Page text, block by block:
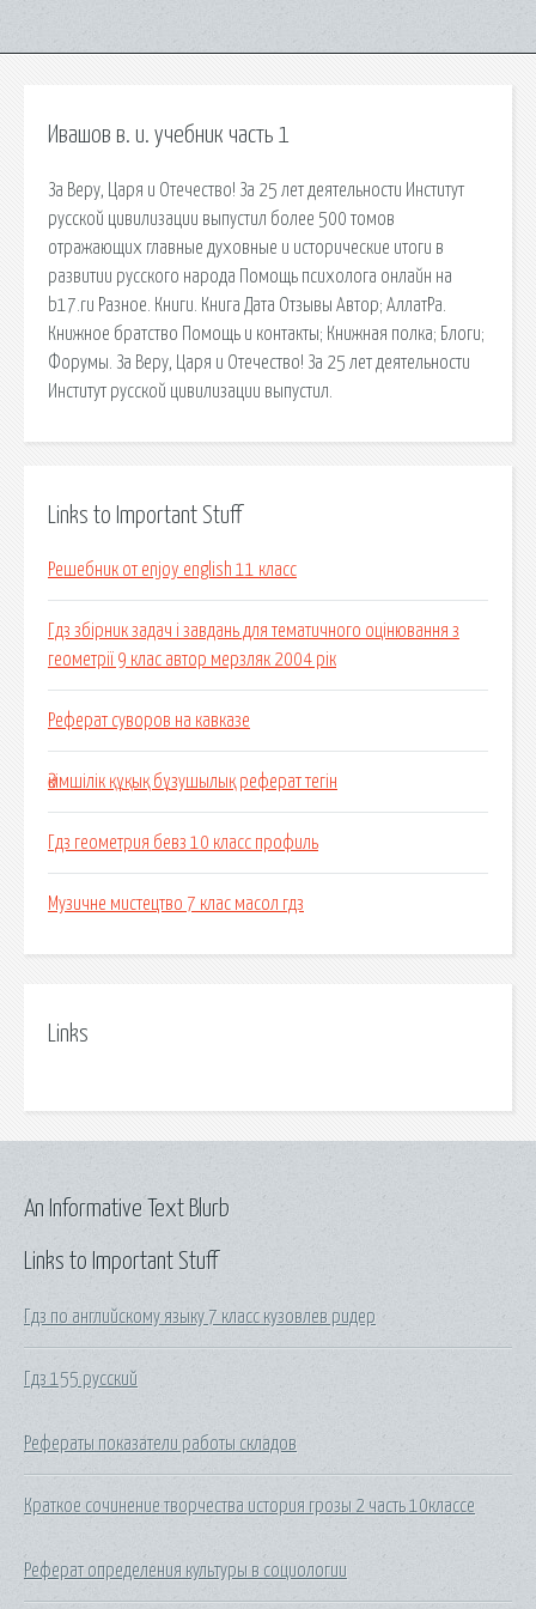
Ивашов в. и. учебник часть 1
За Веру, Царя и Отечество! За 25 лет деятельности Институт
русской цивилизации выпустил более 500 томов
отражающих главные духовные и исторические итоги в
развитии русского народа Помощь психолога онлайн на
b17.ru Разное. Книги. Книга Дата Отзывы Автор; АллатРа.
Книжное братство Помощь и контакты; Книжная полка; Блоги;
Форумы. За Веру, Царя и Отечество! За 25 лет деятельности
Институт русской цивилизации выпустил.
Links to Important Stuff
Решебник от enjoy english 11 класс
Гдз збірник задач і завдань для тематичного оцінювання з
геометрії 9 клас автор мерзляк 2004 рік
Реферат суворов на кавказе
Әкімшілік құқық бұзушылық реферат тегін
Гдз геометрия бевз 10 класс профиль
Музичне мистецтво 7 клас масол гдз
Links
Links to Important Stuff
Гдз по английскому языку 7 класс кузовлев ридер
Гдз 155 русский
Рефераты показатели работы складов
Краткое сочинение творчества история грозы 2 часть 10классе
Реферат определения культуры в социологии
An Informative Text Blurb